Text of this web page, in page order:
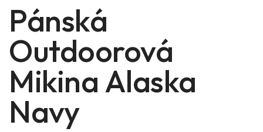
Pánská
Outdoorová
Mikina Alaska
Navy